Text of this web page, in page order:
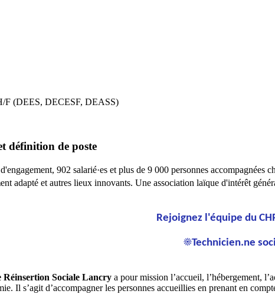
F (DEES, DECESF, DEASS)
définition de poste
902 salarié·es et plus de 9 000 personnes
adapté et autres lieux innovants. Une association laïque d'intérêt
Rejoignez l'équipe du
☀️Technicien.ne
Réinsertion Sociale Lancry a pour mission l’accueil, l’hébergement,
Il s’agit d’accompagner les personnes accueillies en prenant en